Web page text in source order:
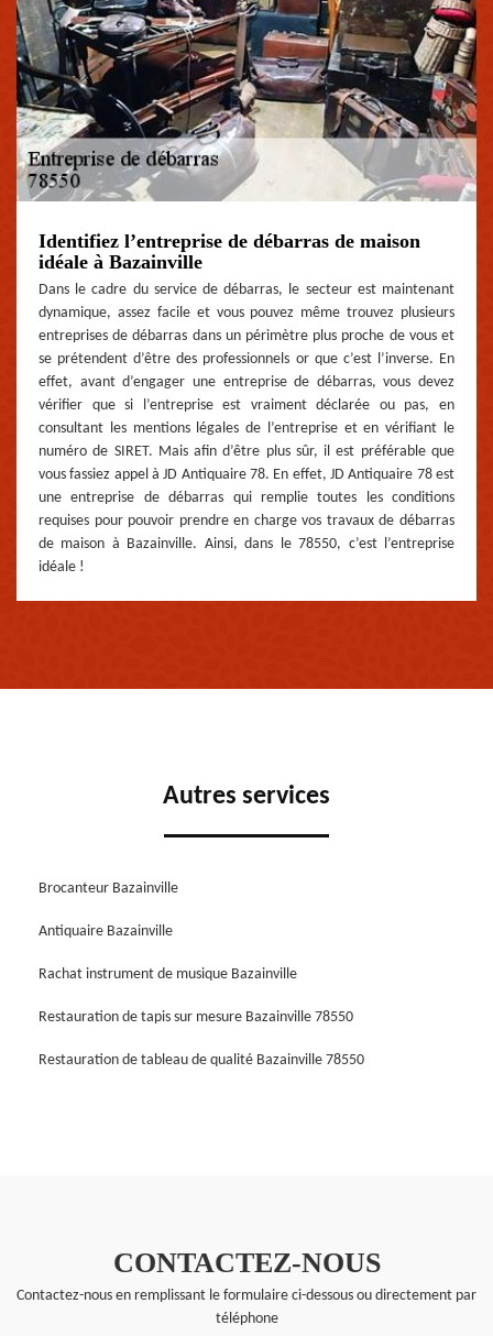
Identifiez l’entreprise de débarras de maison
idéale à Bazainville
Dans le cadre du service de débarras, le secteur est maintenant
dynamique, assez facile et vous pouvez même trouvez plusieurs
entreprises de débarras dans un périmètre plus proche de vous et
se prétendent d’être des professionnels or que c’est l’inverse. En
effet, avant d’engager une entreprise de débarras, vous devez
vérifier que si l’entreprise est vraiment déclarée ou pas, en
consultant les mentions légales de l’entreprise et en vérifiant le
numéro de SIRET. Mais afin d’être plus sûr, il est préférable que
vous fassiez appel à JD Antiquaire 78. En effet, JD Antiquaire 78 est
une entreprise de débarras qui remplie toutes les conditions
requises pour pouvoir prendre en charge vos travaux de débarras
de maison à Bazainville. Ainsi, dans le 78550, c’est l’entreprise
idéale !
Autres services
Brocanteur Bazainville
Antiquaire Bazainville
Rachat instrument de musique Bazainville
Restauration de tapis sur mesure Bazainville 78550
Restauration de tableau de qualité Bazainville 78550
CONTACTEZ-NOUS
Contactez-nous en remplissant le formulaire ci-dessous ou directement par
téléphone